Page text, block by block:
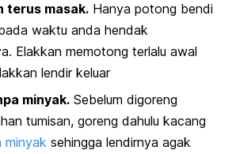
terus masak. Hanya potong bendi
waktu anda hendak
Elakkan memotong terlalu awal
lendir keluar
minyak. Sebelum digoreng
tumisan, goreng dahulu kacang
minyak sehingga lendirnya agak